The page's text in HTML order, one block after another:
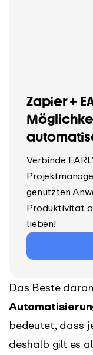
Zapier +
Verbinde
genutzten
Produktivität
lieben!
Das Beste
bedeutet, dass
deshalb gilt es